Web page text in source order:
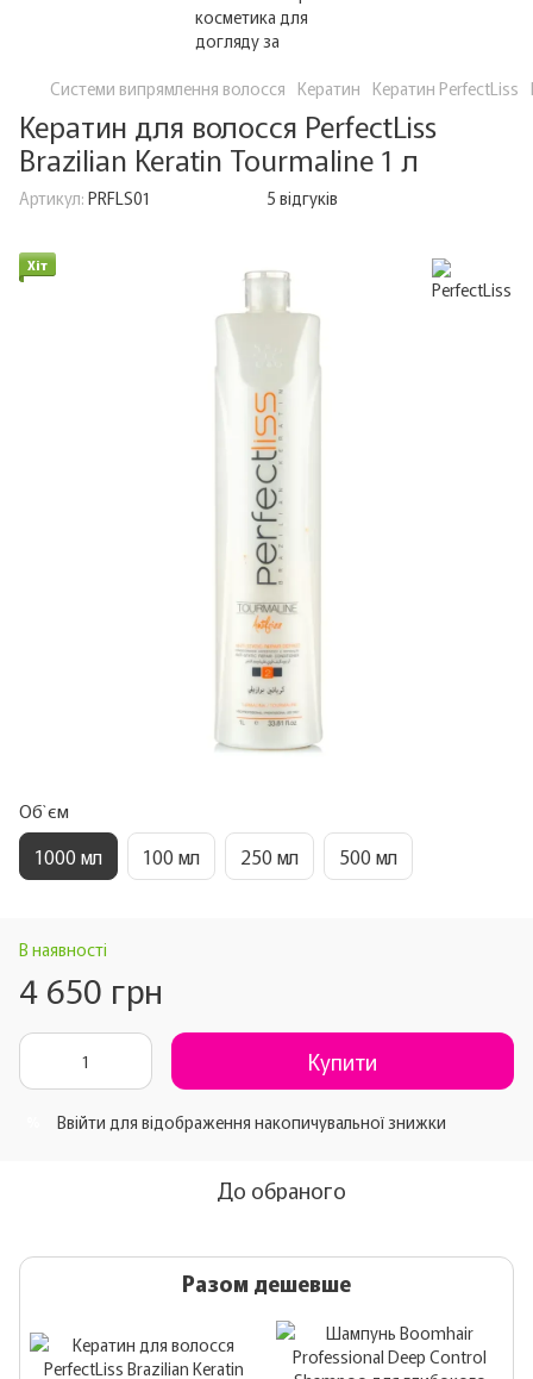
Системи випрямлення волосся Кератин Кератин PerfectLiss
Кератин для волосся PerfectLiss
Brazilian Keratin Tourmaline 1 л
Артикул: PRFLS01 5 відгуків
Хіт
Об`єм
1000 мл 100 мл 250 мл 500 мл
В наявності
4 650 грн
Купити
Ввійти для відображення накопичувальної знижки
До обраного
Разом дешевше